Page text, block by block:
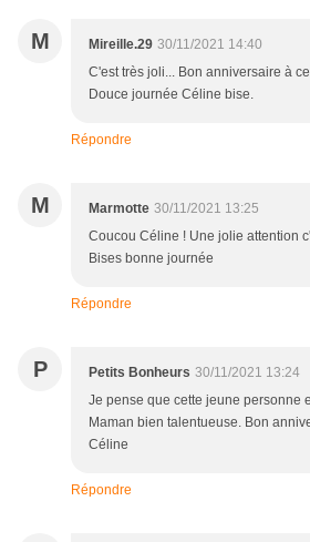
M Mireille.29 30/11/2021 14:40
C'est très joli... Bon anniversaire à
Douce journée Céline bise.
Répondre
M Marmotte 30/11/2021 13:25
Coucou Céline ! Une jolie attention
Bises bonne journée
Répondre
P Petits Bonheurs 30/11/2021 13:24
Je pense que cette jeune personne
Maman bien talentueuse. Bon
Céline
Répondre